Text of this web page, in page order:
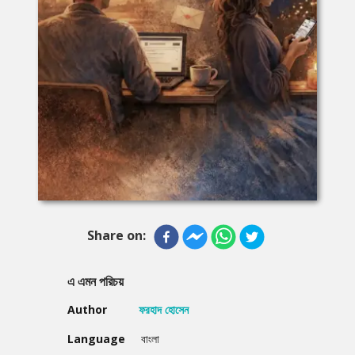
Share on:
এ এমন পরিচয়
Author
ফরহাদ হোসেন
Language
বাংলা